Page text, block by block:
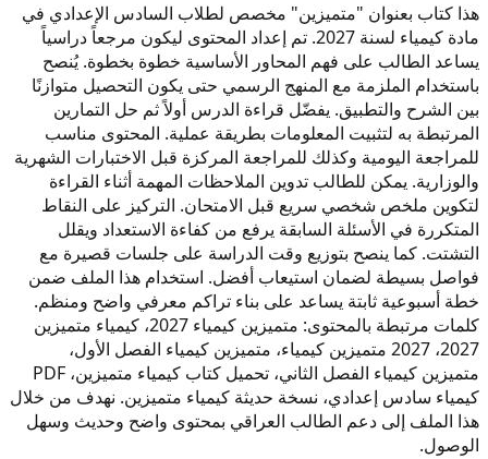
هذا كتاب بعنوان "متميزين" مخصص لطلاب السادس الإعدادي في
مادة كيمياء لسنة 2027. تم إعداد المحتوى ليكون مرجعاً دراسياً
يساعد الطالب على فهم المحاور الأساسية خطوة بخطوة. يُنصح
باستخدام الملزمة مع المنهج الرسمي حتى يكون التحصيل متوازنًا
بين الشرح والتطبيق. يفضّل قراءة الدرس أولاً ثم حل التمارين
المرتبطة به لتثبيت المعلومات بطريقة عملية. المحتوى مناسب
للمراجعة اليومية وكذلك للمراجعة المركزة قبل الاختبارات الشهرية
والوزارية. يمكن للطالب تدوين الملاحظات المهمة أثناء القراءة
لتكوين ملخص شخصي سريع قبل الامتحان. التركيز على النقاط
المتكررة في الأسئلة السابقة يرفع من كفاءة الاستعداد ويقلل
التشتت. كما ينصح بتوزيع وقت الدراسة على جلسات قصيرة مع
فواصل بسيطة لضمان استيعاب أفضل. استخدام هذا الملف ضمن
خطة أسبوعية ثابتة يساعد على بناء تراكم معرفي واضح ومنظم.
كلمات مرتبطة بالمحتوى: متميزين كيمياء 2027، كيمياء متميزين
2027، 2027 متميزين كيمياء، متميزين كيمياء الفصل الأول،
متميزين كيمياء الفصل الثاني، تحميل كتاب كيمياء متميزين، PDF
كيمياء سادس إعدادي، نسخة حديثة كيمياء متميزين. نهدف من خلال
هذا الملف إلى دعم الطالب العراقي بمحتوى واضح وحديث وسهل
الوصول.